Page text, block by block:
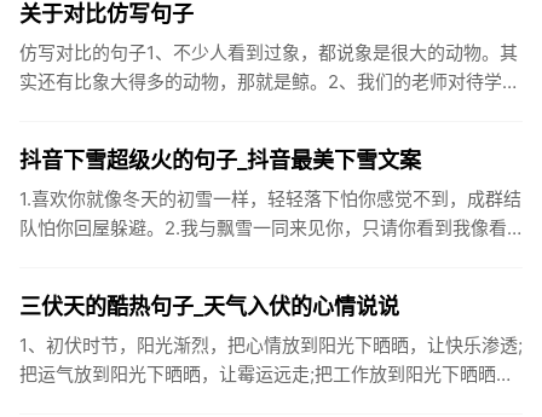
关于对比仿写句子
仿写对比的句子1、不少人看到过象，都说象是很大的动物。其
实还有比象大得多的动物，那就是鲸。2、我们的老师对待学生
抖音下雪超级火的句子_抖音最美下雪文案
1.喜欢你就像冬天的初雪一样，轻轻落下怕你感觉不到，成群结
队怕你回屋躲避。2.我与飘雪一同来见你，只请你看到我像看
三伏天的酷热句子_天气入伏的心情说说
1、初伏时节，阳光渐烈，把心情放到阳光下晒晒，让快乐渗透;
把运气放到阳光下晒晒，让霉运远走;把工作放到阳光下晒晒，